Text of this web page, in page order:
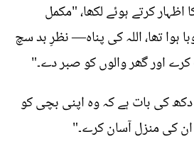
کرتے ہوئے لکھا، "مکمل
ہوا تھا، اللہ کی پناہ— نظرِ بد سچ
کرے اور گھر والوں کو صبر دے۔"
کی بات ہے کہ وہ اپنی بچی کو
ان کی منزل آسان کرے۔"